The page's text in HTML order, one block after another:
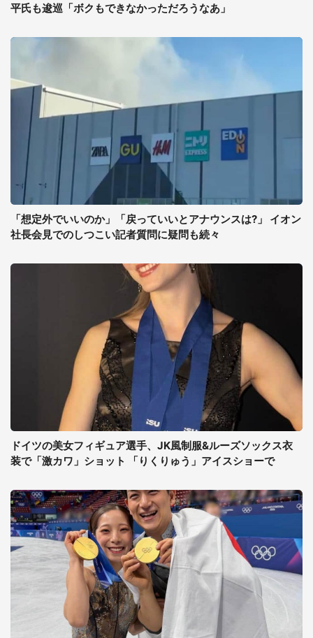
平氏も逡巡「ボクもできなかっただろうなあ」
「想定外でいいのか」「戻っていいとアナウンスは?」 イオン
社長会見でのしつこい記者質問に疑問も続々
ドイツの美女フィギュア選手、JK風制服&ルーズソックス衣
装で「激カワ」ショット 「りくりゅう」アイスショーで